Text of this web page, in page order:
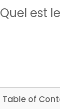
Quel est
Table of